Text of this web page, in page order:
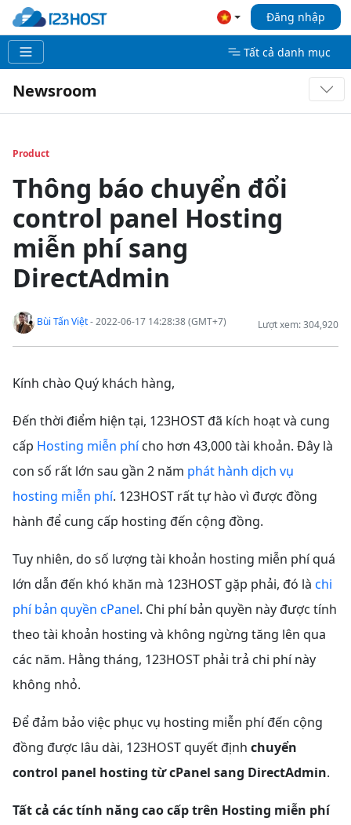
Đăng nhập
Tất cả danh mục
Newsroom
Product
Thông báo chuyển đổi
control panel Hosting
miễn phí sang
DirectAdmin
Lượt xem: 304,920
Bùi Tấn Việt- 2022-06-17 14:28:38 (GMT+7)
Kính chào Quý khách hàng,
Đến thời điểm hiện tại, 123HOST đã kích hoạt và cung
cấp Hosting miễn phícho hơn 43,000 tài khoản. Đây là
con số rất lớn sau gần 2 năm phát hành dịch vụ
hosting miễn phí. 123HOST rất tự hào vì được đồng
hành để cung cấp hosting đến cộng đồng.
Tuy nhiên, do số lượng tài khoản hosting miễn phí quá
lớn dẫn đến khó khăn mà 123HOST gặp phải, đó là chi
phí bản quyền cPanel. Chi phí bản quyền này được tính
theo tài khoản hosting và không ngừng tăng lên qua
các năm. Hằng tháng, 123HOST phải trả chi phí này
không nhỏ.
Để đảm bảo việc phục vụ hosting miễn phí đến cộng
đồng được lâu dài, 123HOST quyết định chuyển
control panel hosting từ cPanel sang DirectAdmin.
Tất cả các tính năng cao cấp trên Hosting miễn phí